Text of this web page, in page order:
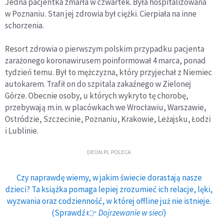
w Poznaniu. Stan jej zdrowia był ciężki. Cierpiała na inne
schorzenia.
Resort zdrowia o pierwszym polskim przypadku pacjenta
zarażonego koronawirusem poinformował 4 marca, ponad
tydzień temu. Był to mężczyzna, który przyjechał z Niemiec
autokarem. Trafił on do szpitala zakaźnego w Zielonej
Górze. Obecnie osoby, u których wykryto tę chorobę,
przebywają m.in. w placówkach we Wrocławiu, Warszawie,
Ostródzie, Szczecinie, Poznaniu, Krakowie, Leżajsku, Łodzi
i Lublinie.
DEON.PL POLECA
Czy naprawdę wiemy, w jakim świecie dorastają nasze
dzieci? Ta książka pomaga lepiej zrozumieć ich relacje, lęki,
wyzwania oraz codzienność, w której offline już nie istnieje.
(Sprawdź 👉Dojrzewanie w sieci)